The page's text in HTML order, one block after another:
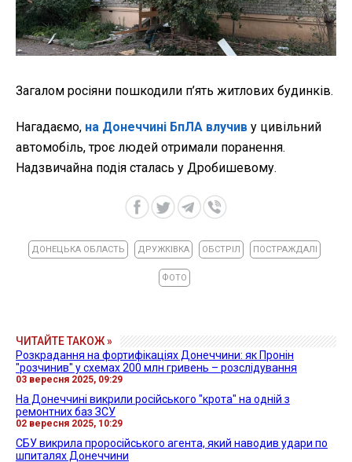
Загалом росіяни пошкодили п’ять житлових будинків.
Нагадаємо, на Донеччині БпЛА влучив у цивільний
автомобіль, троє людей отримали поранення.
Надзвичайна подія сталась у Дробишевому.
ДОНЕЦЬКА ОБЛАСТЬ ДРУЖКІВКА ОБСТРІЛ ПОСТРАЖДАЛІ
ФОТО
ЧИТАЙТЕ ТАКОЖ »
Розкрадання на фортифікаціях Донеччини: як Пронін
"розчинив" у схемах 200 млн гривень – розслідування
03 вересня 2025, 09:29
На Донеччині викрили російського "крота" на одній з
ремонтних баз ЗСУ
02 вересня 2025, 10:29
СБУ викрила проросійського агента, який наводив удари по
шпиталях Донеччини